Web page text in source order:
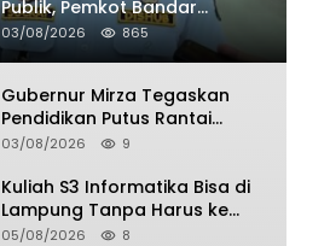
Publik, Pemkot Bandar
Lampung Uji Coba Bus Umum
03/08/2026 865
Gubernur Mirza Tegaskan
Pendidikan Putus Rantai
Kemiskinan
03/08/2026 9
Kuliah S3 Informatika Bisa di
Lampung Tanpa Harus ke
Luar Daerah
05/08/2026 8